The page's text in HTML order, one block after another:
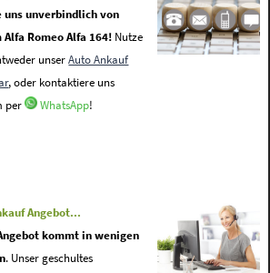
uns unverbindlich von
Alfa Romeo Alfa 164! Nutze
unserAuto Ankauf
, oder kontaktiere uns
per
WhatsApp!
Angebot...
kommt in wenigen
. Unser geschultes